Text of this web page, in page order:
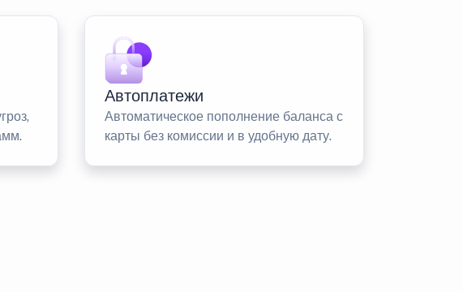
Автоплатежи
Автоматическое пополнение баланса с
карты без комиссии и в удобную дату.